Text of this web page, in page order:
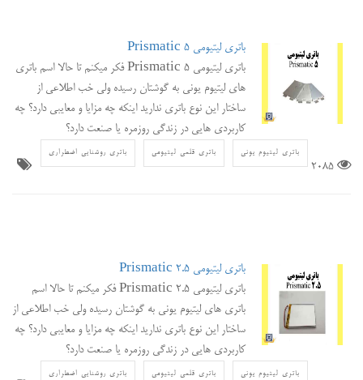
باتری لیتیومی Prismatic 5
باتری لیتیومی Prismatic 5 فکر میکنم تا حالا اسم باتری
های لیتیوم یونی به گوشتان رسیده ولی خب اطلاعی از
ساختار این نوع باتری ندارید اینکه چه مزایا و معایبی دارد؟ چه
کاربردی هایی در زندگی روزمره یا صنعت دارد؟
2085
باتری لیتیوم یونی باتری قلمی لیتیومی باتری روشنایی اضطراری
باتری لیتیومی Prismatic 2.5
باتری لیتیومی Prismatic 2.5 فکر میکنم تا حالا اسم
باتری های لیتیوم یونی به گوشتان رسیده ولی خب اطلاعی از
ساختار این نوع باتری ندارید اینکه چه مزایا و معایبی دارد؟ چه
کاربردی هایی در زندگی روزمره یا صنعت دارد؟
باتری لیتیوم یونی باتری قلمی لیتیومی باتری روشنایی اضطراری